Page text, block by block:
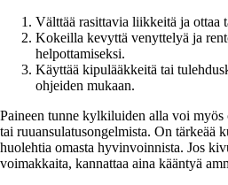
Välttää rasittavia liikkeitä ja ottaa
Kokeilla kevyttä venyttelyä ja
helpottamiseksi.
Käyttää kipulääkkeitä tai
ohjeiden mukaan.
Paineen tunne kylkiluiden alla voi
tai ruuansulatusongelmista. On tärkeää
huolehtia omasta hyvinvoinnista. Jos
voimakkaita, kannattaa aina kääntyä